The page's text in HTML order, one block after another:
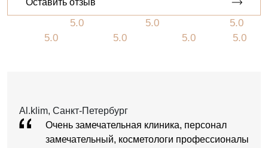
Оставить отзыв
5.0 5.0
5.0
5.0
5.0 5.0 5.0
Al.klim, Санкт-Петербург
Очень замечательная клиника, персонал
замечательный, косметологи профессионалы